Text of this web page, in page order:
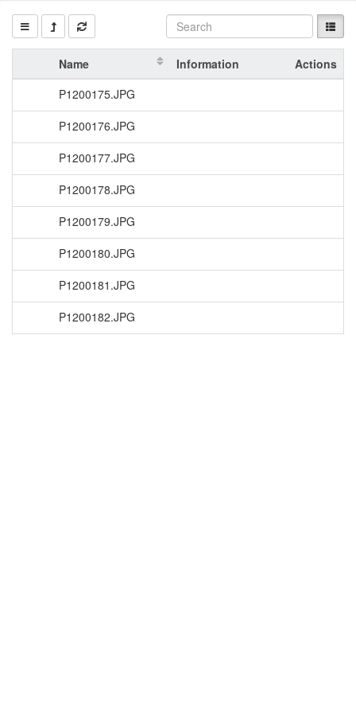
Name Information
Actions
P1200175.JPG
P1200176.JPG
P1200177.JPG
P1200178.JPG
P1200179.JPG
P1200180.JPG
P1200181.JPG
P1200182.JPG